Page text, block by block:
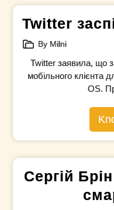
Twitter
By Milni
Twitter заявила, що
мобільного клієнта
OS.
Сергій